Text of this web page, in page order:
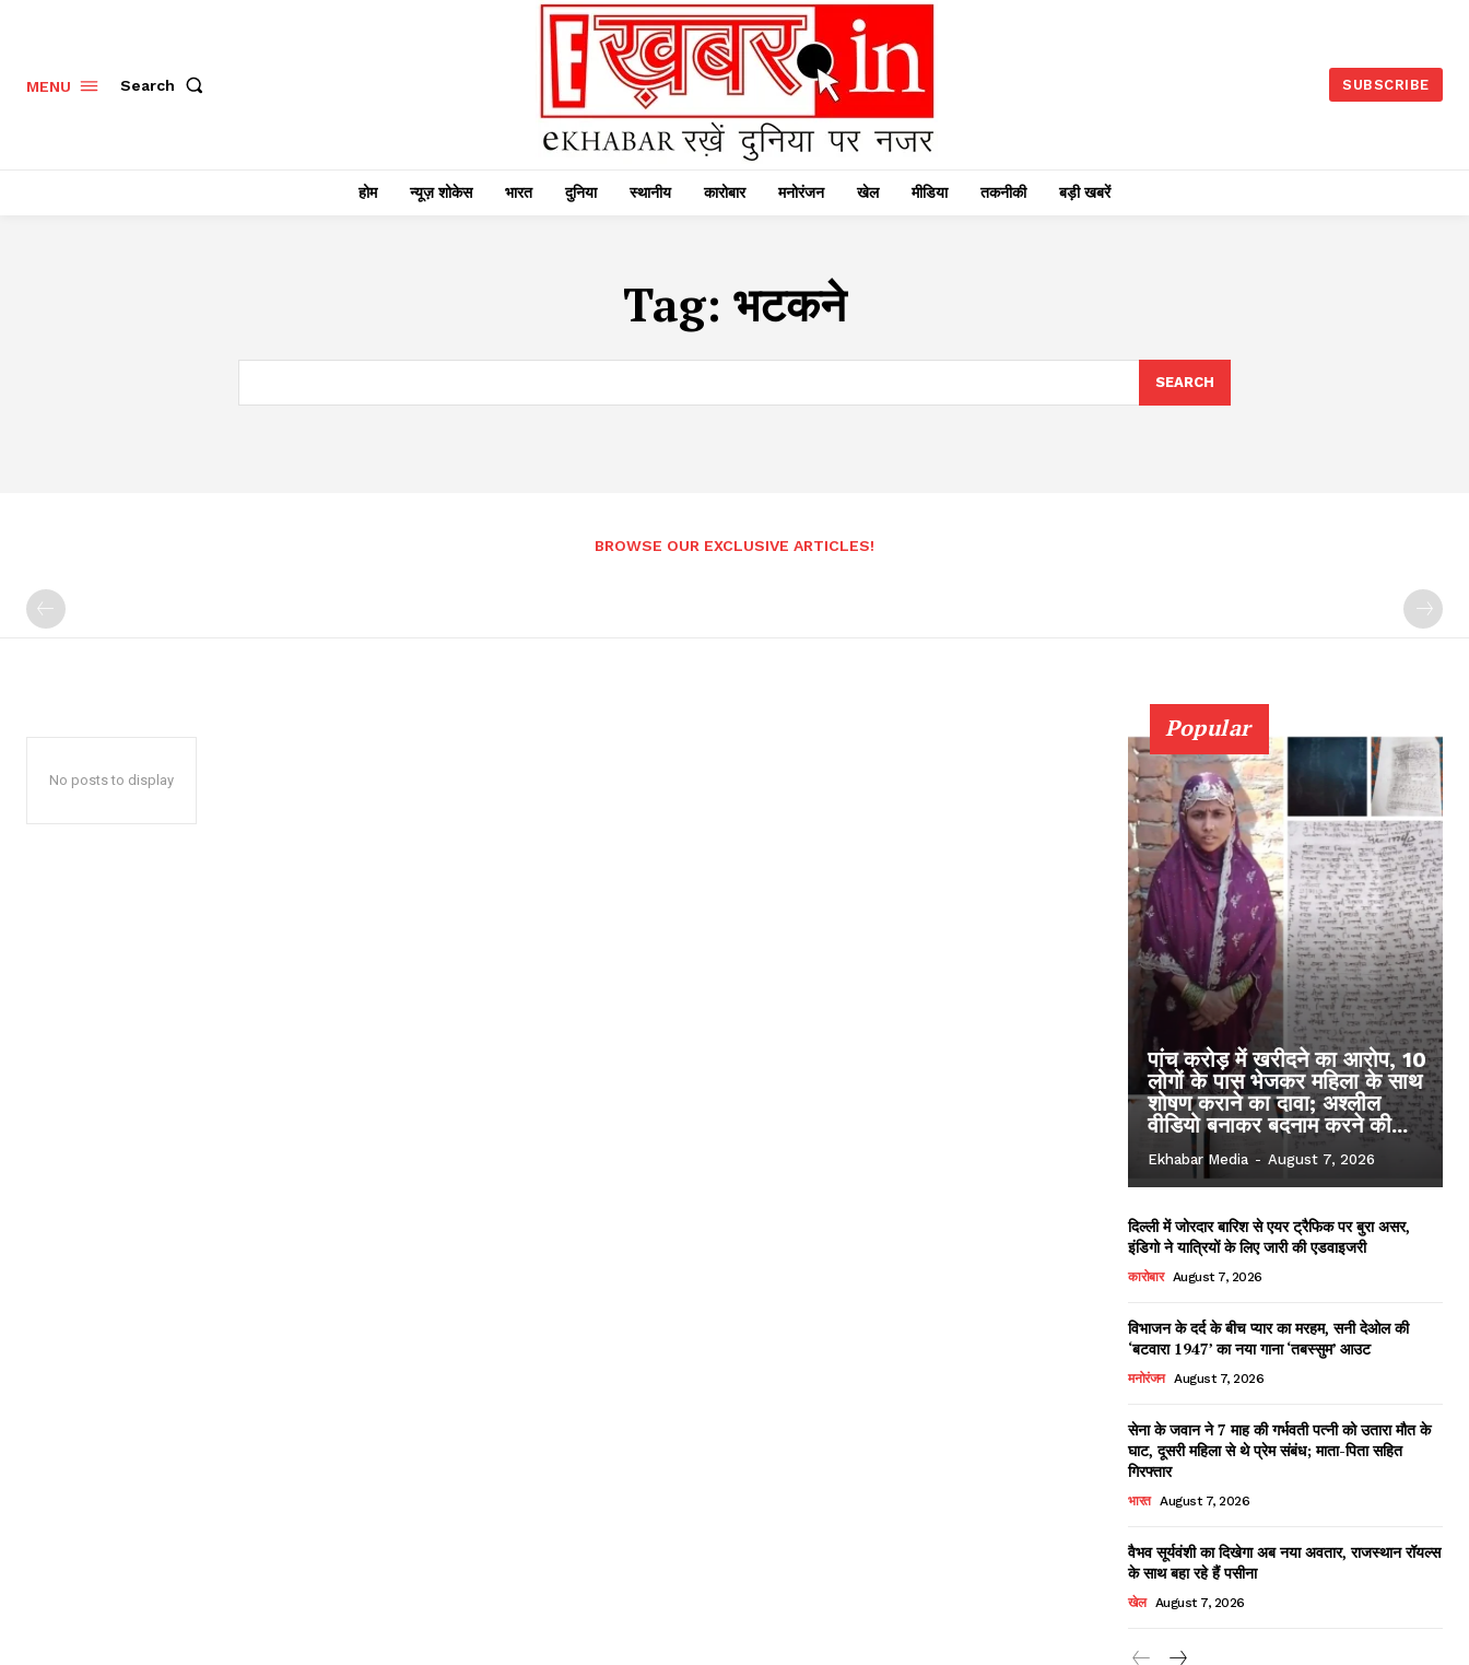
MENU Search SUBSCRIBE
होम न्यूज़ शोकेस भारत दुनिया स्थानीय कारोबार मनोरंजन खेल मीडिया तकनीकी बड़ी खबरें
Tag: भटकने
SEARCH
BROWSE OUR EXCLUSIVE ARTICLES!
No posts to display
Popular
पांच करोड़ में खरीदने का आरोप, 10
लोगों के पास भेजकर महिला के साथ
शोषण कराने का दावा; अश्लील
वीडियो बनाकर बदनाम करने की...
Ekhabar Media - August 7, 2026
दिल्ली में जोरदार बारिश से एयर ट्रैफिक पर बुरा असर,
इंडिगो ने यात्रियों के लिए जारी की एडवाइजरी
कारोबार August 7, 2026
विभाजन के दर्द के बीच प्यार का मरहम, सनी देओल की
‘बटवारा 1947’ का नया गाना ‘तबस्सुम’ आउट
मनोरंजन August 7, 2026
सेना के जवान ने 7 माह की गर्भवती पत्नी को उतारा मौत के
घाट, दूसरी महिला से थे प्रेम संबंध; माता-पिता सहित
गिरफ्तार
भारत August 7, 2026
वैभव सूर्यवंशी का दिखेगा अब नया अवतार, राजस्थान रॉयल्स
के साथ बहा रहे हैं पसीना
खेल August 7, 2026